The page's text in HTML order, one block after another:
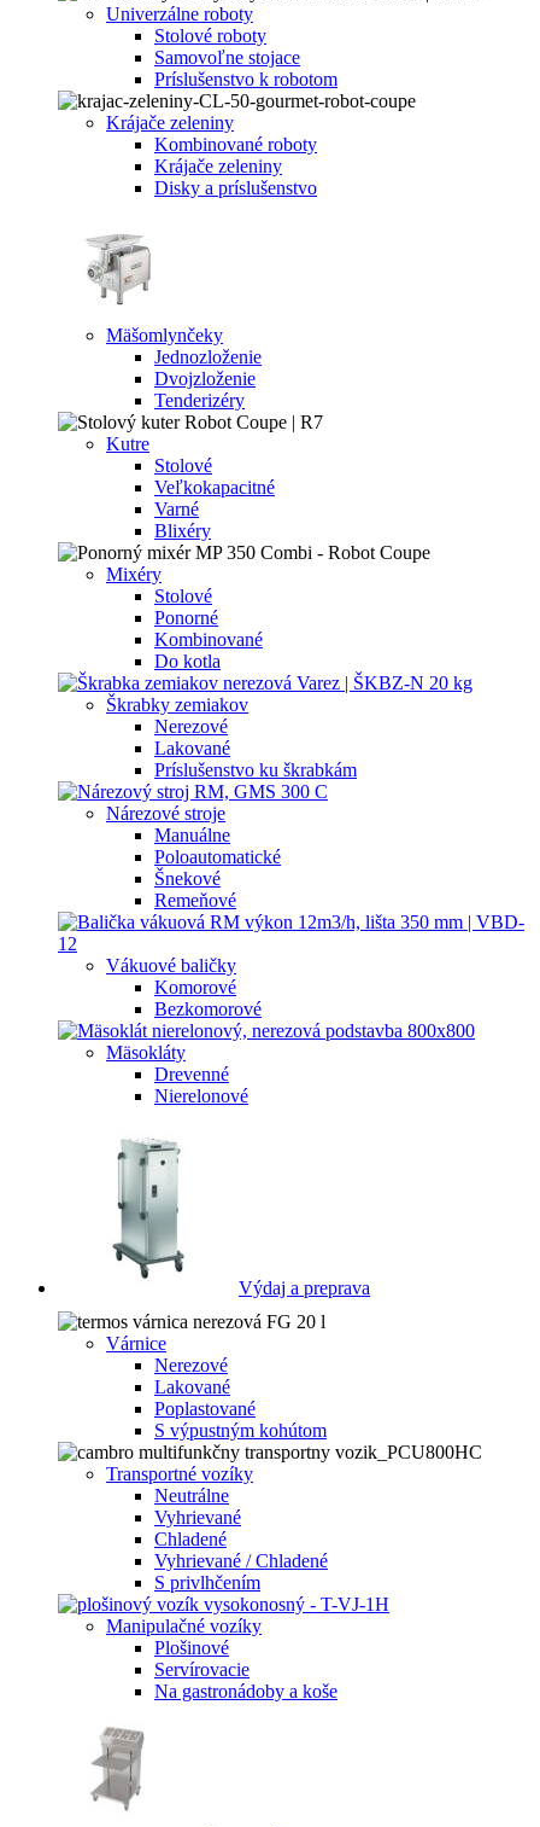
Univerzálne roboty
Stolové roboty
Samovoľne stojace
Príslušenstvo k robotom
Krájače zeleniny
Kombinované roboty
Krájače zeleniny
Disky a príslušenstvo
Mäšomlynčeky
Jednozloženie
Dvojzloženie
Tenderizéry
Kutre
Stolové
Veľkokapacitné
Varné
Blixéry
Mixéry
Stolové
Ponorné
Kombinované
Do kotla
Škrabky zemiakov
Nerezové
Lakované
Príslušenstvo ku škrabkám
Nárezové stroje
Manuálne
Poloautomatické
Šnekové
Remeňové
Vákuové baličky
Komorové
Bezkomorové
Mäsokláty
Drevenné
Nierelonové
Výdaj a preprava
Várnice
Nerezové
Lakované
Poplastované
S výpustným kohútom
Transportné vozíky
Neutrálne
Vyhrievané
Chladené
Vyhrievané / Chladené
S privlhčením
Manipulačné vozíky
Plošinové
Servírovacie
Na gastronádoby a koše